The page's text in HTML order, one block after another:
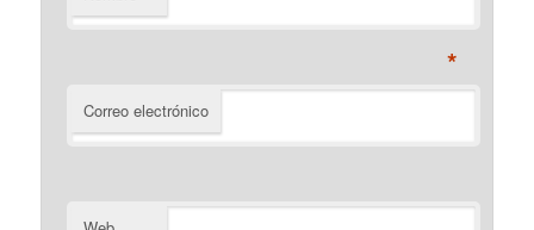
Correo electrónico
*